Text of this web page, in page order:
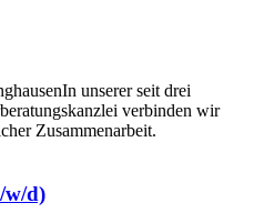
unserer seit drei
verbinden wir
Zusammenarbeit.
w/d)